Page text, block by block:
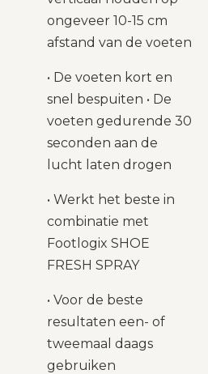
ongeveer 10-15 cm
afstand van de voeten
• De voeten kort en
snel bespuiten • De
voeten gedurende 30
seconden aan de
lucht laten drogen
• Werkt het beste in
combinatie met
Footlogix SHOE
FRESH SPRAY
• Voor de beste
resultaten een- of
tweemaal daags
gebruiken